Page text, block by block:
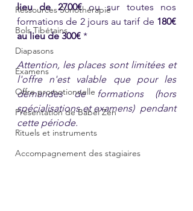
Ressources Sonothérapie
Bols Tibétains
Diapasons
Examens
Offre promotionnelle
Présentation de Babel Zen
Rituels et instruments
Accompagnement des stagiaires
lieu de 2700€ ou sur toutes nos
formations de 2 jours au tarif de 180€
au lieu de 300€ *
Attention, les places sont limitées et
l'offre n'est valable que pour les
demandes de formations (hors
spécialisations et examens)  pendant
cette période.